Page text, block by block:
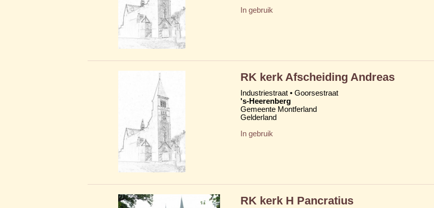
In gebruik
RK kerk Afscheiding Andreas
Industriestraat • Goorsestraat
's-Heerenberg
Gemeente Montferland
Gelderland
In gebruik
RK kerk H Pancratius